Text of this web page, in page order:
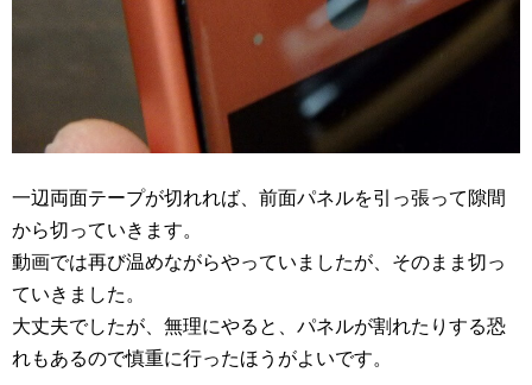
一辺両面テープが切れれば、前面パネルを引っ張って隙間
から切っていきます。
動画では再び温めながらやっていましたが、そのまま切っ
ていきました。
大丈夫でしたが、無理にやると、パネルが割れたりする恐
れもあるので慎重に行ったほうがよいです。